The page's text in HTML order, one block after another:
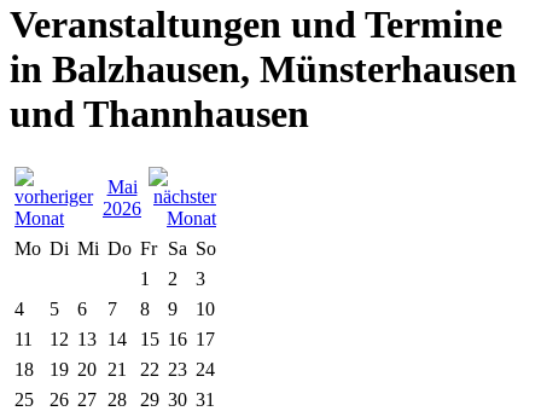
Veranstaltungen und Termine
in Balzhausen, Münsterhausen
und Thannhausen
Mai
2026
Mo Di Mi Do Fr Sa So
1
2
3
4
5 6 7 8 9
10
11
12 13 14 15 16 17
18
19 20 21 22 23 24
25
26 27 28 29 30 31